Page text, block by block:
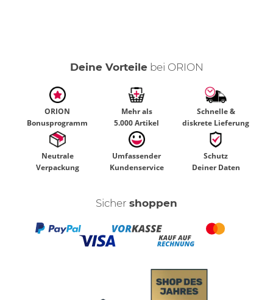
Deine Vorteilebei ORION
ORION
Bonusprogramm
Mehr als
5.000 Artikel
Schnelle &
diskrete Lieferung
Neutrale
Verpackung
Umfassender
Kundenservice
Schutz
Deiner Daten
Sicher shoppen